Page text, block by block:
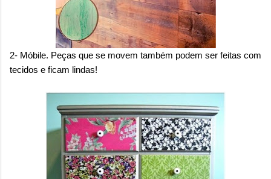
2- Móbile. Peças que se movem também podem ser feitas com
tecidos e ficam lindas!